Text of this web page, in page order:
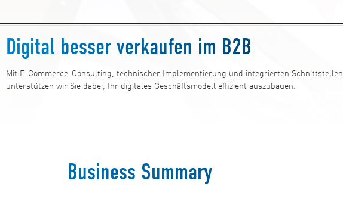
Digital besser verkaufen im B2B
Mit E-Commerce-Consulting, technischer Implementierung und integrierten Schnittstellen
unterstützen wir Sie dabei, Ihr digitales Geschäftsmodell effizient auszubauen.
Business Summary